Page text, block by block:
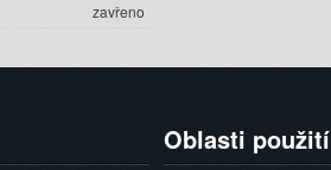
zavřeno
Oblasti použití